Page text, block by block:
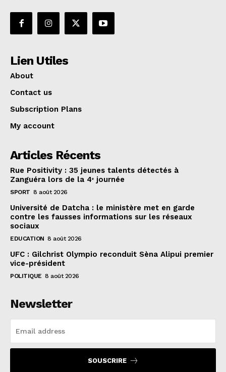
Lien Utiles
About
Contact us
Subscription Plans
My account
Articles Récents
Rue Positivity : 35 jeunes talents détectés à
Zanguéra lors de la 4ᵉ journée
SPORT 8 août 2026
Université de Datcha : le ministère met en garde
contre les fausses informations sur les réseaux
sociaux
EDUCATION 8 août 2026
UFC : Gilchrist Olympio reconduit Sèna Alipui premier
vice-président
POLITIQUE 8 août 2026
Newsletter
SOUSCRIRE